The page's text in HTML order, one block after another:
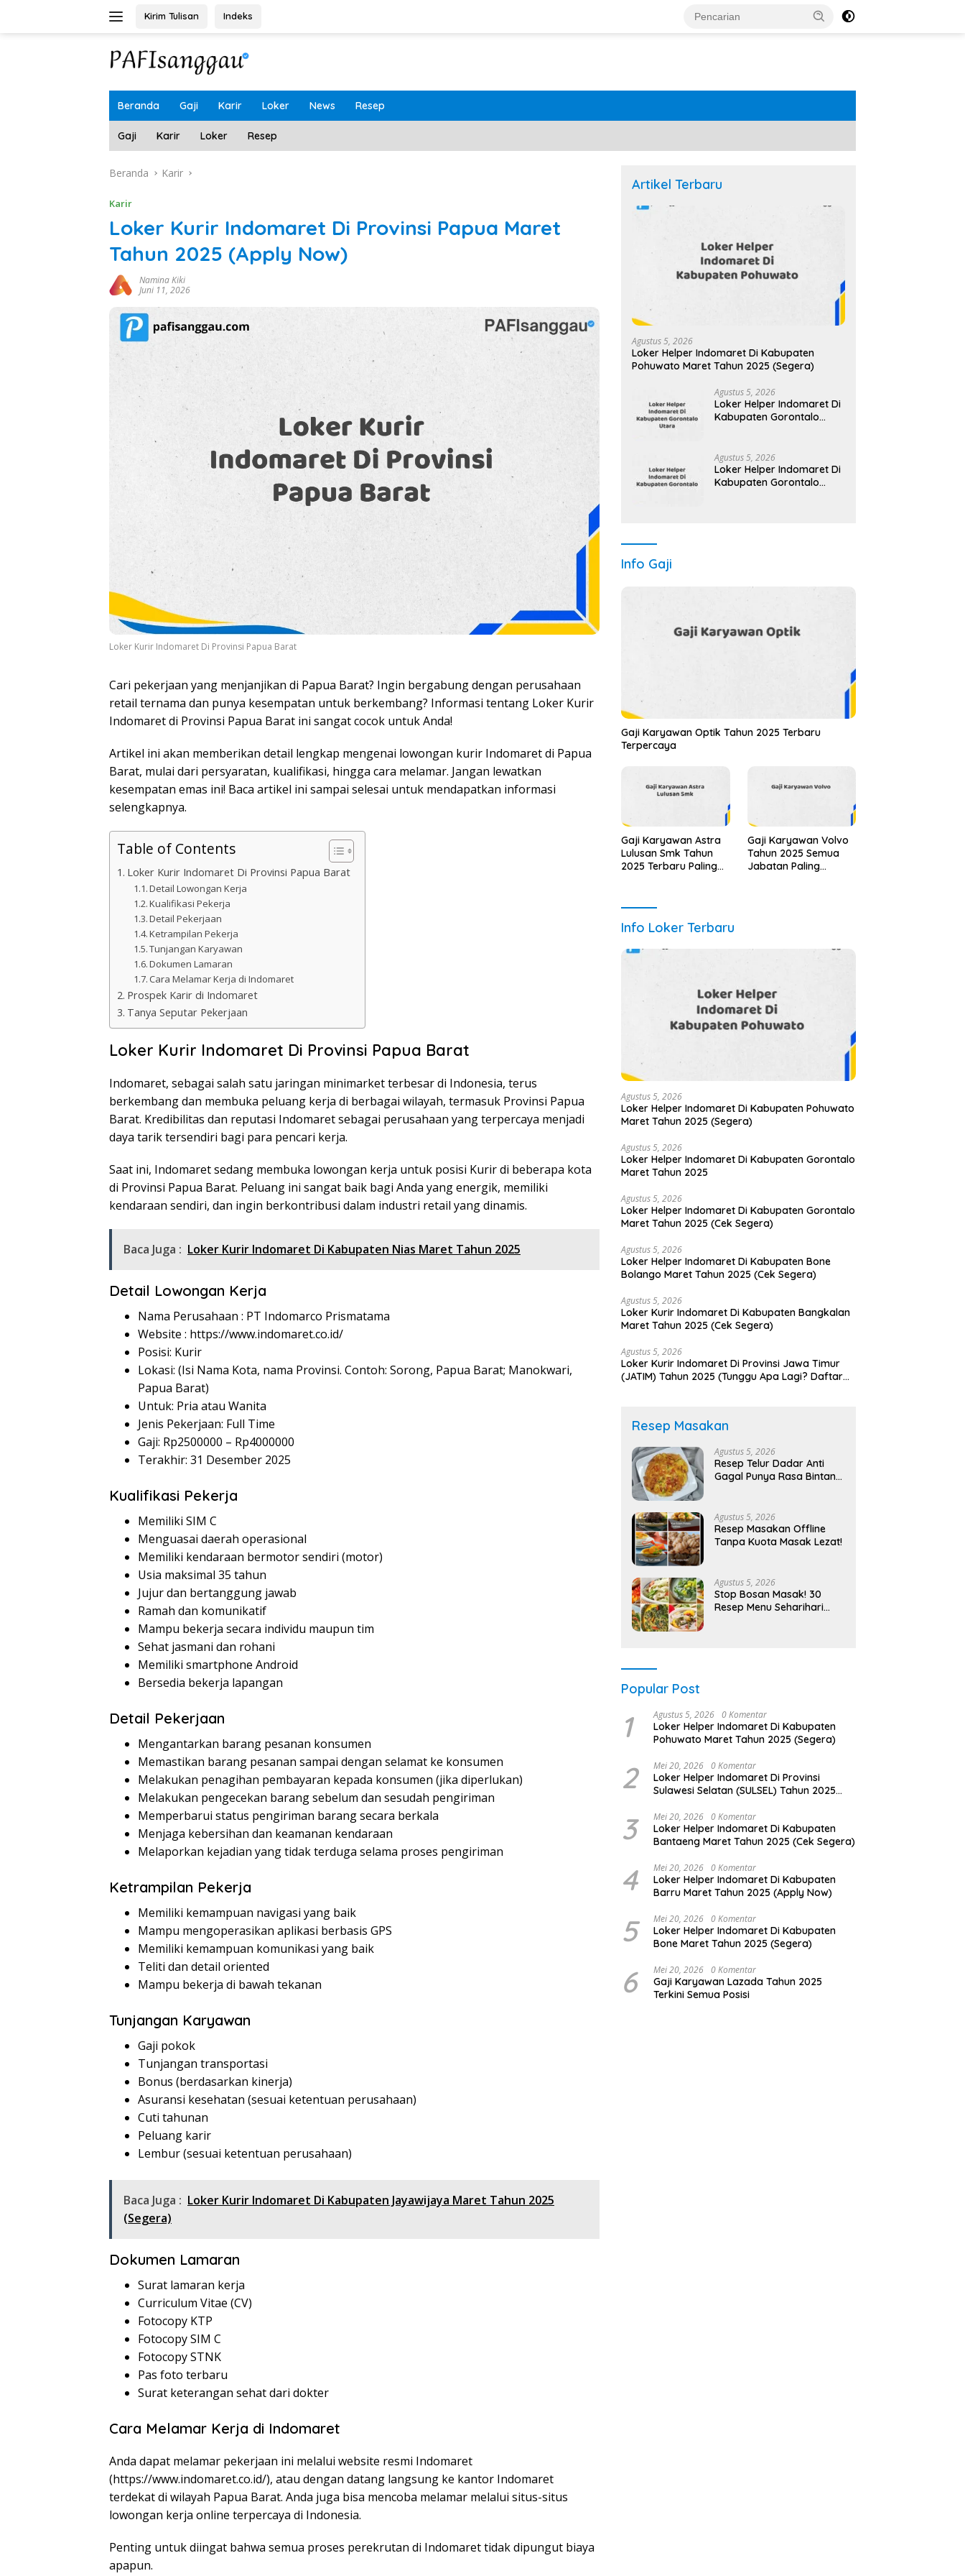
Kirim Tulisan Indeks
Beranda Gaji Karir Loker News Resep
Gaji Karir Loker Resep
Beranda Karir
Karir
Loker Kurir Indomaret Di Provinsi Papua Maret
Tahun 2025 (Apply Now)
Namina Kiki
Juni 11, 2026
Loker Kurir Indomaret Di Provinsi Papua Barat
Cari pekerjaan yang menjanjikan di Papua Barat? Ingin bergabung dengan perusahaan
retail ternama dan punya kesempatan untuk berkembang? Informasi tentang Loker Kurir
Indomaret di Provinsi Papua Barat ini sangat cocok untuk Anda!
Artikel ini akan memberikan detail lengkap mengenai lowongan kurir Indomaret di Papua
Barat, mulai dari persyaratan, kualifikasi, hingga cara melamar. Jangan lewatkan
kesempatan emas ini! Baca artikel ini sampai selesai untuk mendapatkan informasi
selengkapnya.
Table of Contents
Loker Kurir Indomaret Di Provinsi Papua Barat
Detail Lowongan Kerja
Kualifikasi Pekerja
Detail Pekerjaan
Ketrampilan Pekerja
Tunjangan Karyawan
Dokumen Lamaran
Cara Melamar Kerja di Indomaret
Prospek Karir di Indomaret
Tanya Seputar Pekerjaan
Loker Kurir Indomaret Di Provinsi Papua Barat
Indomaret, sebagai salah satu jaringan minimarket terbesar di Indonesia, terus
berkembang dan membuka peluang kerja di berbagai wilayah, termasuk Provinsi Papua
Barat. Kredibilitas dan reputasi Indomaret sebagai perusahaan yang terpercaya menjadi
daya tarik tersendiri bagi para pencari kerja.
Saat ini, Indomaret sedang membuka lowongan kerja untuk posisi Kurir di beberapa kota
di Provinsi Papua Barat. Peluang ini sangat baik bagi Anda yang energik, memiliki
kendaraan sendiri, dan ingin berkontribusi dalam industri retail yang dinamis.
Baca Juga : Loker Kurir Indomaret Di Kabupaten Nias Maret Tahun 2025
Detail Lowongan Kerja
Nama Perusahaan : PT Indomarco Prismatama
Website : https://www.indomaret.co.id/
Posisi: Kurir
Lokasi: (Isi Nama Kota, nama Provinsi. Contoh: Sorong, Papua Barat; Manokwari,
Papua Barat)
Untuk: Pria atau Wanita
Jenis Pekerjaan: Full Time
Gaji: Rp2500000 – Rp4000000
Terakhir: 31 Desember 2025
Kualifikasi Pekerja
Memiliki SIM C
Menguasai daerah operasional
Memiliki kendaraan bermotor sendiri (motor)
Usia maksimal 35 tahun
Jujur dan bertanggung jawab
Ramah dan komunikatif
Mampu bekerja secara individu maupun tim
Sehat jasmani dan rohani
Memiliki smartphone Android
Bersedia bekerja lapangan
Detail Pekerjaan
Mengantarkan barang pesanan konsumen
Memastikan barang pesanan sampai dengan selamat ke konsumen
Melakukan penagihan pembayaran kepada konsumen (jika diperlukan)
Melakukan pengecekan barang sebelum dan sesudah pengiriman
Memperbarui status pengiriman barang secara berkala
Menjaga kebersihan dan keamanan kendaraan
Melaporkan kejadian yang tidak terduga selama proses pengiriman
Ketrampilan Pekerja
Memiliki kemampuan navigasi yang baik
Mampu mengoperasikan aplikasi berbasis GPS
Memiliki kemampuan komunikasi yang baik
Teliti dan detail oriented
Mampu bekerja di bawah tekanan
Tunjangan Karyawan
Gaji pokok
Tunjangan transportasi
Bonus (berdasarkan kinerja)
Asuransi kesehatan (sesuai ketentuan perusahaan)
Cuti tahunan
Peluang karir
Lembur (sesuai ketentuan perusahaan)
Baca Juga : Loker Kurir Indomaret Di Kabupaten Jayawijaya Maret Tahun 2025
(Segera)
Dokumen Lamaran
Surat lamaran kerja
Curriculum Vitae (CV)
Fotocopy KTP
Fotocopy SIM C
Fotocopy STNK
Pas foto terbaru
Surat keterangan sehat dari dokter
Cara Melamar Kerja di Indomaret
Anda dapat melamar pekerjaan ini melalui website resmi Indomaret
(https://www.indomaret.co.id/), atau dengan datang langsung ke kantor Indomaret
terdekat di wilayah Papua Barat. Anda juga bisa mencoba melamar melalui situs-situs
lowongan kerja online terpercaya di Indonesia.
Penting untuk diingat bahwa semua proses perekrutan di Indomaret tidak dipungut biaya
apapun.
Artikel Terbaru
Agustus 5, 2026
Loker Helper Indomaret Di Kabupaten
Pohuwato Maret Tahun 2025 (Segera)
Agustus 5, 2026
Loker Helper Indomaret Di
Kabupaten Gorontalo
Agustus 5, 2026
Loker Helper Indomaret Di
Kabupaten Gorontalo
Info Gaji
Gaji Karyawan Optik Tahun 2025 Terbaru
Terpercaya
Gaji Karyawan Astra
Lulusan Smk Tahun
2025 Terbaru Paling
Gaji Karyawan Volvo
Tahun 2025 Semua
Jabatan Paling
Info Loker Terbaru
Agustus 5, 2026
Loker Helper Indomaret Di Kabupaten Pohuwato
Maret Tahun 2025 (Segera)
Agustus 5, 2026
Loker Helper Indomaret Di Kabupaten Gorontalo
Maret Tahun 2025
Agustus 5, 2026
Loker Helper Indomaret Di Kabupaten Gorontalo
Maret Tahun 2025 (Cek Segera)
Agustus 5, 2026
Loker Helper Indomaret Di Kabupaten Bone
Bolango Maret Tahun 2025 (Cek Segera)
Agustus 5, 2026
Loker Kurir Indomaret Di Kabupaten Bangkalan
Maret Tahun 2025 (Cek Segera)
Agustus 5, 2026
Loker Kurir Indomaret Di Provinsi Jawa Timur
(JATIM) Tahun 2025 (Tunggu Apa Lagi? Daftar
Resep Masakan
Agustus 5, 2026
Resep Telur Dadar Anti
Gagal Punya Rasa Bintang
Agustus 5, 2026
Resep Masakan Offline
Tanpa Kuota Masak Lezat!
Agustus 5, 2026
Stop Bosan Masak! 30
Resep Menu Seharihari
Popular Post
1 Agustus 5, 2026 0 Komentar
Loker Helper Indomaret Di Kabupaten
Pohuwato Maret Tahun 2025 (Segera)
2 Mei 20, 2026 0 Komentar
Loker Helper Indomaret Di Provinsi
Sulawesi Selatan (SULSEL) Tahun 2025
3 Mei 20, 2026 0 Komentar
Loker Helper Indomaret Di Kabupaten
Bantaeng Maret Tahun 2025 (Cek Segera)
4 Mei 20, 2026 0 Komentar
Loker Helper Indomaret Di Kabupaten
Barru Maret Tahun 2025 (Apply Now)
5 Mei 20, 2026 0 Komentar
Loker Helper Indomaret Di Kabupaten
Bone Maret Tahun 2025 (Segera)
6 Mei 20, 2026 0 Komentar
Gaji Karyawan Lazada Tahun 2025
Terkini Semua Posisi